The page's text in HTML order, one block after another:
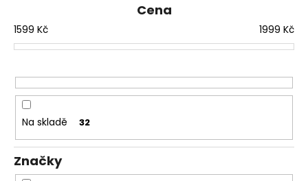
í
p
o
d
u
k
t
ů
Cena
1599 Kč 1999 Kč
Na skladě 32
Značky
í
t
HLEDAT